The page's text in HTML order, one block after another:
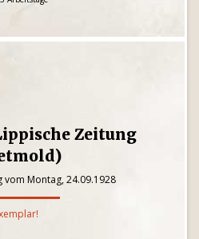
Zeitung
vom Montag, 24.09.1928